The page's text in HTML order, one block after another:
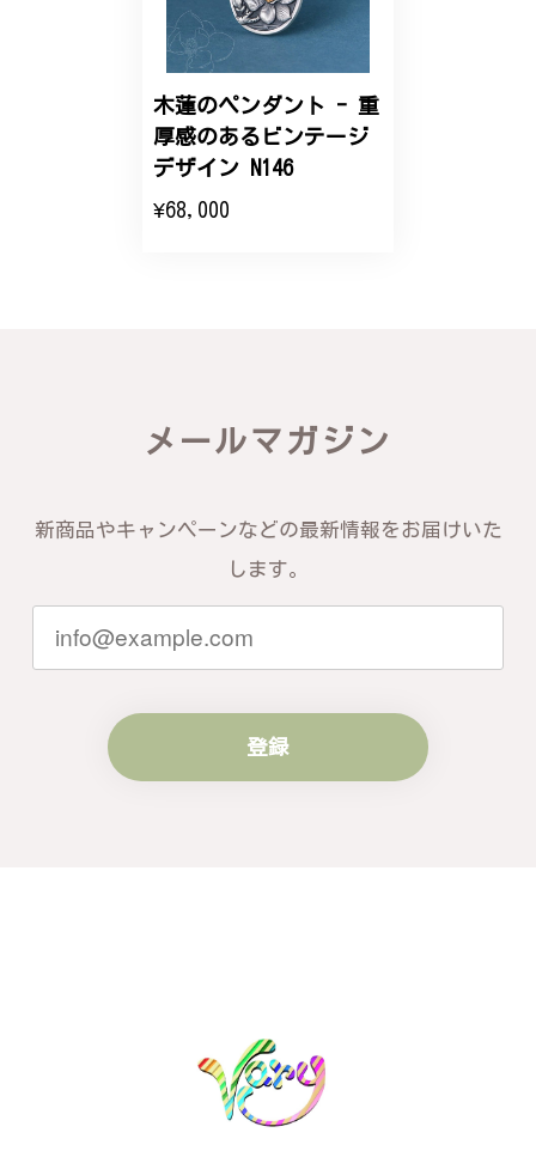
こちらのオーダーの細かい調整に何度も対応していた
だき、ありがとうございました。
2024/11/20
バングルの腕周りのサイズ直しも料金に含まれてお
にご満足いただけたこと、そして当店を
信頼いただけたことを大変嬉しく思いま
ともお客様にご満足頂けるサービスを心
がけて参りますので、何かございました
き続きどうぞよろしくお願い申し上げま
す。
き、誠にありがとうございました。お客
様にご満足いただけたこと、大変嬉しく
思っております。これからも心を込めた
作品をお届けできるよう努めてまいりま
木蓮のペンダント - 重
厚感のあるビンテージ
デザイン N146
¥68,000
メールマガジン
新商品やキャンペーンなどの最新情報をお届けいた
します。
登録